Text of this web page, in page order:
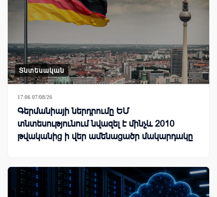
Տնտեսական
17:06 07/08/26
Գերմանիայի ներդրումը ԵՄ
տնտեսությունում նվազել է մինչև 2010
թվականից ի վեր ամենացածր մակարդակը